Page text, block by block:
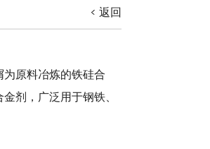
返回
原料冶炼的铁硅合
剂，广泛用于钢铁、